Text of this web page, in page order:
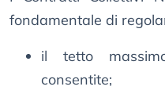
fondamentale di
il tetto
consentite;